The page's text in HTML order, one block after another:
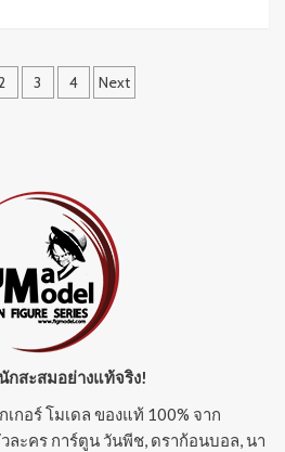
3 4 Next
อย่างแท้จริง!
กอร์ โมเดล ของแท้ 100% จาก
ะคร การ์ตูน วันพีช, ดราก้อนบอล, นา